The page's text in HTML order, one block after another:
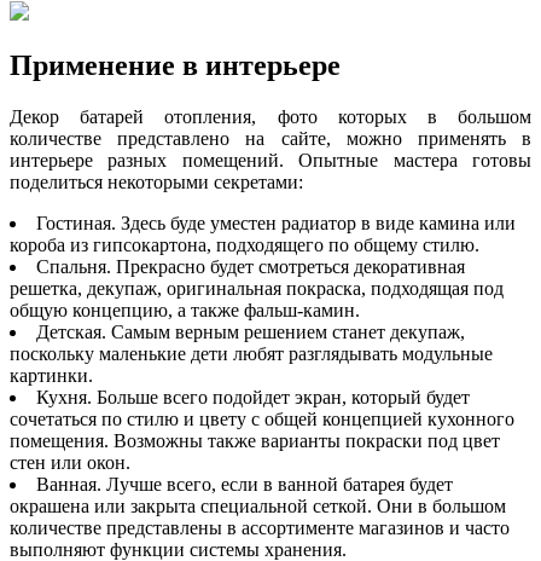
Применение в интерьере
Декор батарей отопления, фото которых в большом
количестве представлено на сайте, можно применять в
интерьере разных помещений. Опытные мастера готовы
поделиться некоторыми секретами:
Гостиная. Здесь буде уместен радиатор в виде камина или
короба из гипсокартона, подходящего по общему стилю.
Спальня. Прекрасно будет смотреться декоративная
решетка, декупаж, оригинальная покраска, подходящая под
общую концепцию, а также фальш-камин.
Детская. Самым верным решением станет декупаж,
поскольку маленькие дети любят разглядывать модульные
картинки.
Кухня. Больше всего подойдет экран, который будет
сочетаться по стилю и цвету с общей концепцией кухонного
помещения. Возможны также варианты покраски под цвет
стен или окон.
Ванная. Лучше всего, если в ванной батарея будет
окрашена или закрыта специальной сеткой. Они в большом
количестве представлены в ассортименте магазинов и часто
выполняют функции системы хранения.